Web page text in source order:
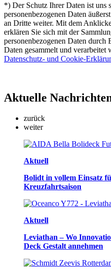
*) Der Schutz Ihrer Daten ist uns
personenbezogenen Daten
an Dritte weiter. Mit dem
erklären Sie sich mit der
personenbezogenen Daten
Daten gesammelt und verarbeitet
Datenschutz- und Cookie-
Aktuelle
zurück
weiter
Aktuell
Bolidt in vollem Einsatz
Kreuzfahrtsaison
Aktuell
Leviathan – Wo
Deck Gestalt annehmen